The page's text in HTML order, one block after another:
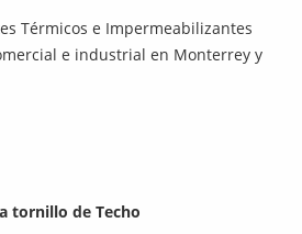
Térmicos e Impermeabilizantes
e industrial en Monterrey y
tornillo de Techo